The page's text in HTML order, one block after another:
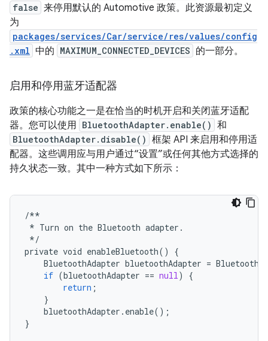
false 来停用默认的 Automotive 政策。此资源最初定义
为
packages/services/Car/service/res/values/config
.xml 中的 MAXIMUM_CONNECTED_DEVICES 的一部分。
启用和停用蓝牙适配器
政策的核心功能之一是在恰当的时机开启和关闭蓝牙适配
器。您可以使用 BluetoothAdapter.enable() 和
BluetoothAdapter.disable() 框架 API 来启用和停用适
配器。这些调用应与用户通过“设置”或任何其他方式选择的
持久状态一致。其中一种方式如下所示：
/**
* Turn on the Bluetooth adapter .
*/
private void enableBluetooth()
{
BluetoothAdapter bluetoothAdapter =
if (bluetoothAdapter == null)
{
return ;
}
bluetoothAdapter . enable();
}